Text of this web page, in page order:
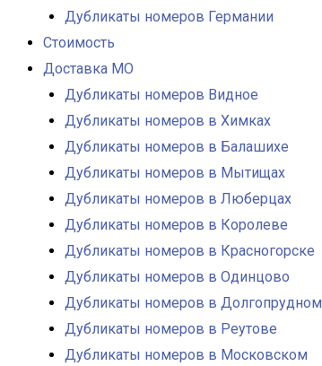
Дубликаты номеров Германии
Стоимость
Доставка МО
Дубликаты номеров Видное
Дубликаты номеров в Химках
Дубликаты номеров в Балашихе
Дубликаты номеров в Мытищах
Дубликаты номеров в Люберцах
Дубликаты номеров в Королеве
Дубликаты номеров в Красногорске
Дубликаты номеров в Одинцово
Дубликаты номеров в Долгопрудном
Дубликаты номеров в Реутове
Дубликаты номеров в Московском